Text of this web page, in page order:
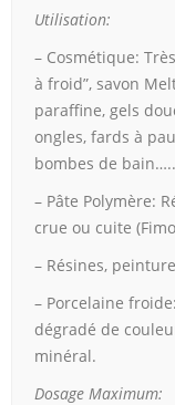
Utilisation:
– Cosmétique:
à froid”, savon
paraffine, gels
ongles, fards à
bombes de bain…..
– Pâte Polymère:
crue ou cuite
– Résines,
– Porcelaine
dégradé de
minéral.
Dosage Maximum: